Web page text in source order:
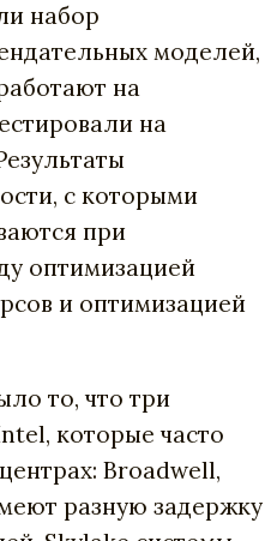
набор
моделей,
на
на
с которыми
при
оптимизацией
и оптимизацией
то, что три
которые часто
Broadwell,
разную задержку